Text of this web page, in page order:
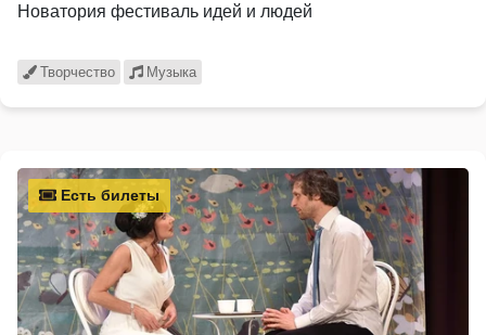
Новатория фестиваль идей и людей
Творчество Музыка
Есть билеты